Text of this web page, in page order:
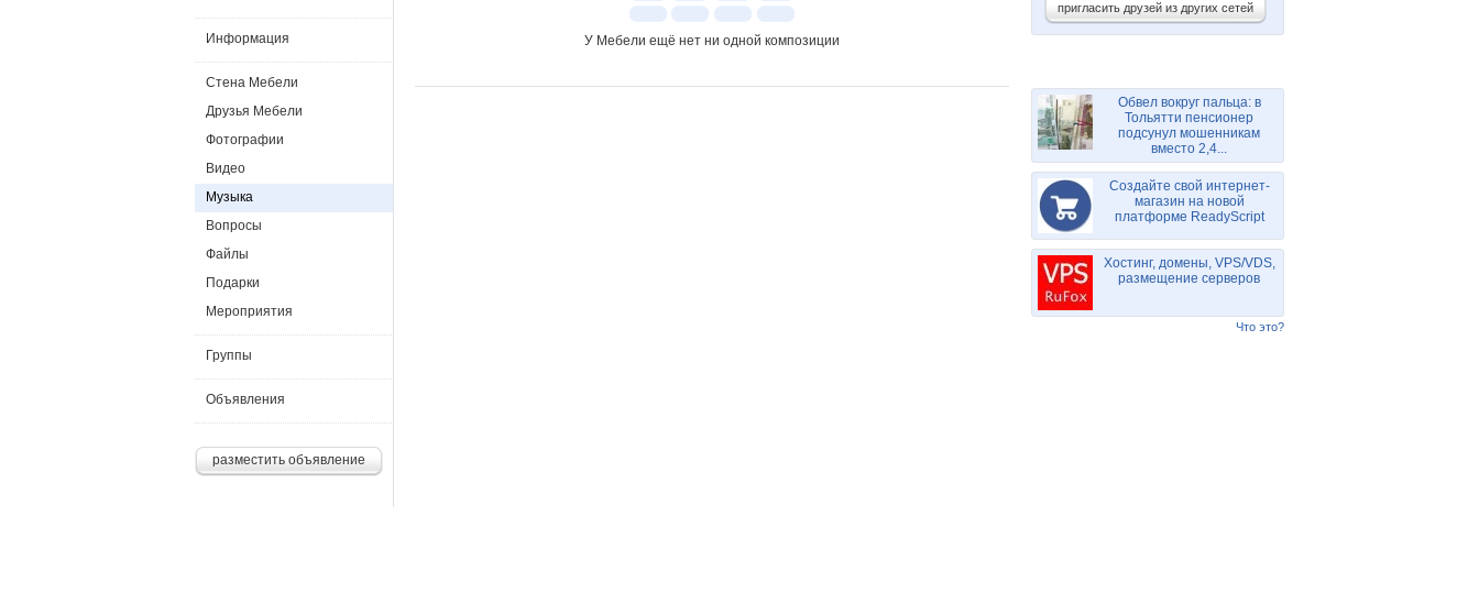
У Мебели ещё нет ни одной композиции
Информация
Стена Мебели
Друзья Мебели
Фотографии
Видео
Музыка
Вопросы
Файлы
Подарки
Мероприятия
Группы
Объявления
разместить объявление
пригласить друзей из других сетей
Обвел вокруг пальца: в
Тольятти пенсионер
подсунул мошенникам
вместо 2,4...
Создайте свой интернет-
магазин на новой
платформе ReadyScript
Хостинг, домены, VPS/VDS,
размещение серверов
Что это?